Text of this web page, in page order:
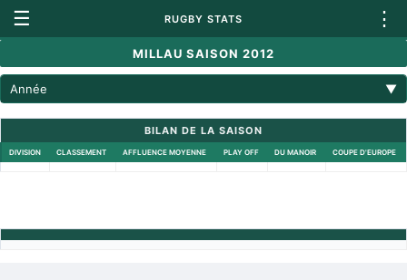
☰ RUGBY STATS ⋮
MILLAU SAISON 2012
Année ▼
BILAN DE LA SAISON
DIVISION CLASSEMENT AFFLUENCE MOYENNE PLAY OFF DU MANOIR COUPE D'EUROPE